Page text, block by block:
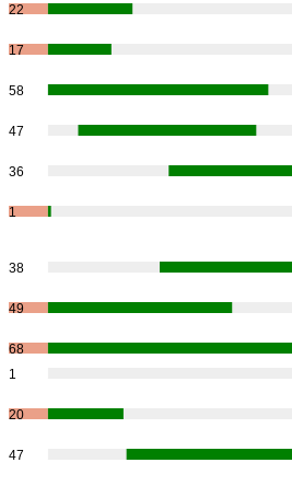
22
17
58
47
36
1
38
49
68
1
20
47